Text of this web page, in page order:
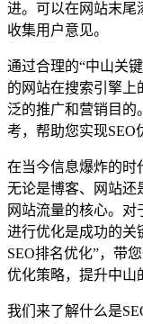
进。可以在网站末尾
收集用户意见。
通过合理的“中山关
的网站在搜索引擎上
泛的推广和营销目的
考，帮助您实现SEO
在当今信息爆炸的时
无论是博客、网站还
网站流量的核心。
进行优化是成功的关
SEO排名优化”，带
优化策略，提升中山
我们来了解什么是